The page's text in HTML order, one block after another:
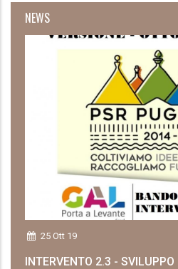
NEWS
25 Ott 19
INTERVENTO 2.3 - SVILUPPO